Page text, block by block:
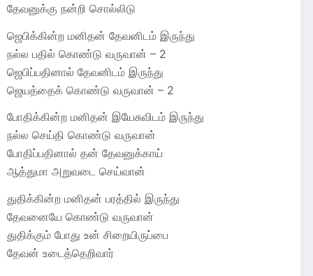
தேவனுக்கு நன்றி சொல்லிடு
ஜெபிக்கின்ற மனிதன் தேவனிடம் இருந்து
நல்ல பதில் கொண்டு வருவான் – 2
ஜெபிப்பதினால் தேவனிடம் இருந்து
ஜெயத்தைக் கொண்டு வருவான் – 2
போதிக்கின்ற மனிதன் இயேசுவிடம் இருந்து
நல்ல செய்தி கொண்டு வருவான்
போதிப்பதினால் தன் தேவனுக்காய்
ஆத்துமா அறுவடை செய்வான்
துதிக்கின்ற மனிதன் பரத்தில் இருந்து
தேவனையே கொண்டு வருவான்
துதிக்கும் போது உன் சிறையிருப்பை
தேவன் உடைத்தெறிவார்